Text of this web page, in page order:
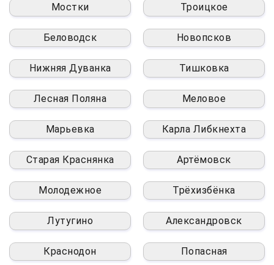
Мостки Троицкое
Беловодск Новопсков
Нижняя Дуванка Тишковка
Лесная Поляна Меловое
Марьевка Карла Либкнехта
Старая Краснянка Артёмовск
Молодежное Трёхизбёнка
Лутугино Александровск
Краснодон Попасная